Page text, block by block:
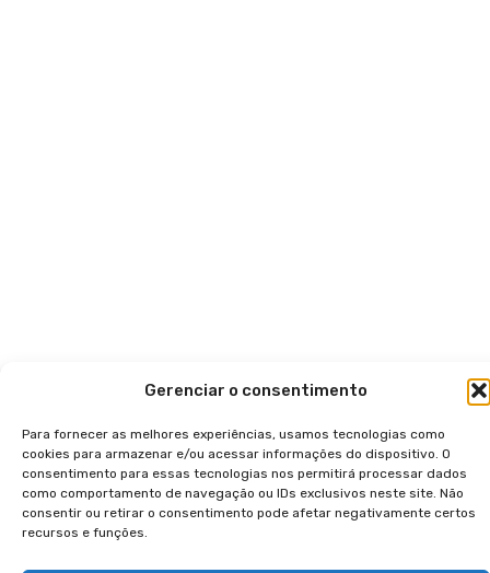
Gerenciar o consentimento
Para fornecer as melhores experiências, usamos tecnologias como
cookies para armazenar e/ou acessar informações do dispositivo. O
consentimento para essas tecnologias nos permitirá processar dados
como comportamento de navegação ou IDs exclusivos neste site. Não
consentir ou retirar o consentimento pode afetar negativamente certos
recursos e funções.